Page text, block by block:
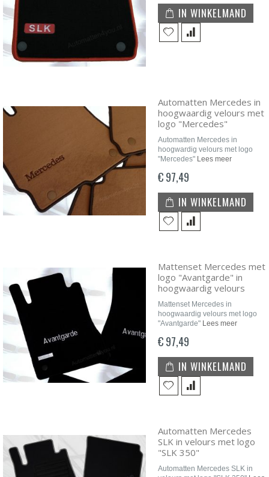
IN WINKELMAND
Automatten Mercedes in
hoogwaardig velours met
logo "Mercedes"
Automatten Mercedes in
hoogwardig velours met logo
"Mercedes" Lees meer
€ 97,49
IN WINKELMAND
Mattenset Mercedes met
logo "Avantgarde" in
hoogwaardig velours
Mattenset Mercedes in
hoogwaardig velours met logo
"Avantgarde" Lees meer
€ 97,49
IN WINKELMAND
Automatten Mercedes
SLK in velours met logo
"SLK 350"
Automatten Mercedes SLK in